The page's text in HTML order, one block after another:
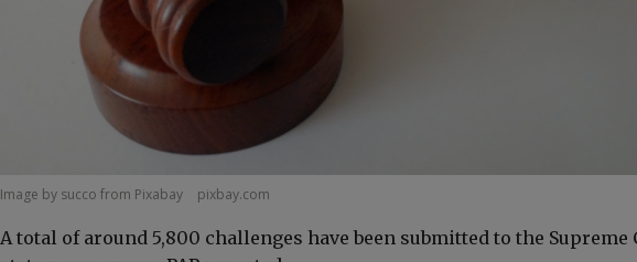
Image by succo from Pixabay pixbay.com
A total of around 5,800 challenges have been submitted to the Supreme